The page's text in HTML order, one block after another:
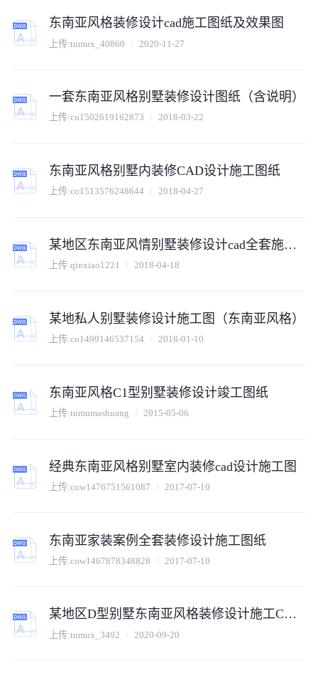
东南亚风格装修设计cad施工图纸及效果图
上传:tumux_40860 2020-11-27
一套东南亚风格别墅装修设计图纸（含说明）
上传:co1502619162873 2018-03-22
东南亚风格别墅内装修CAD设计施工图纸
上传:co1513576248644 2018-04-27
某地区东南亚风情别墅装修设计cad全套施工图
上传:qinxiao1221 2018-04-18
某地私人别墅装修设计施工图（东南亚风格）
上传:co1499146537154 2018-01-10
东南亚风格C1型别墅装修设计竣工图纸
上传:tumumashuang 2015-05-06
经典东南亚风格别墅室内装修cad设计施工图
上传:cow1476751561087 2017-07-10
东南亚家装案例全套装修设计施工图纸
上传:cow1467878348828 2017-07-10
某地区D型别墅东南亚风格装修设计施工CAD图纸
上传:tumux_3492 2020-09-20